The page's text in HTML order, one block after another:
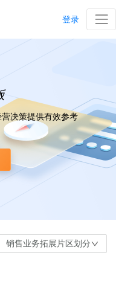
登录
决策提供有效参考
销售业务拓展片区划分